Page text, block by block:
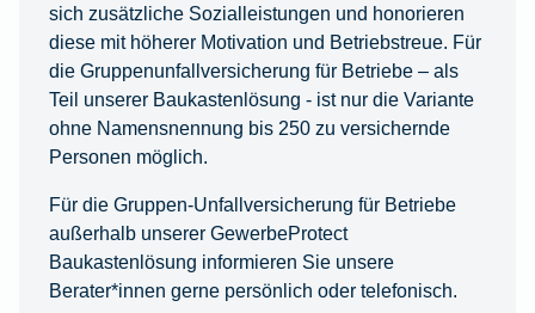
sich zusätzliche Sozialleistungen und honorieren
diese mit höherer Motivation und Betriebstreue. Für
die Gruppenunfallversicherung für Betriebe – als
Teil unserer Baukastenlösung - ist nur die Variante
ohne Namensnennung bis 250 zu versichernde
Personen möglich.
Für die Gruppen-Unfallversicherung für Betriebe
außerhalb unserer GewerbeProtect
Baukastenlösung informieren Sie unsere
Berater*innen gerne persönlich oder telefonisch.